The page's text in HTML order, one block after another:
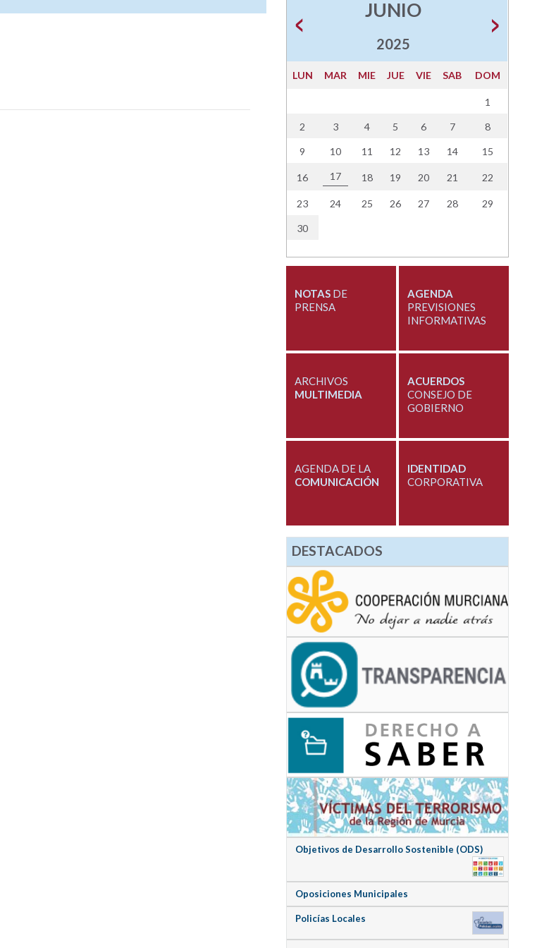
JUNIO
2025
LUN MAR MIE JUE VIE SAB DOM
1
2 3 4 5 6 7 8
9 10 11 12 13 14 15
16 17 18 19 20 21 22
23 24 25 26 27 28 29
30
NOTASDE
PRENSA
AGENDA
PREVISIONES
INFORMATIVAS
ARCHIVOS
MULTIMEDIA
ACUERDOS
CONSEJO DE
GOBIERNO
AGENDA DE LA
COMUNICACIÓN
IDENTIDAD
CORPORATIVA
DESTACADOS
Objetivos de Desarrollo Sostenible (ODS)
Oposiciones Municipales
Policías Locales